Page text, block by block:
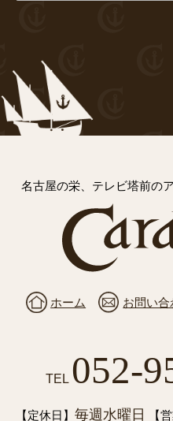
名古屋の栄、テレビ塔前の
ホーム お問い合
TEL 052-
【定休日】毎週水曜日 【